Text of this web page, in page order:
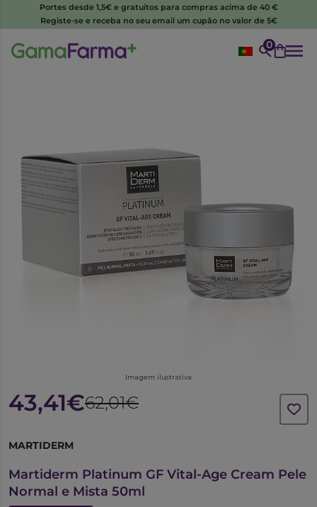
Portes desde 1,5€ e gratuitos para compras acima de 40 €
Registe-se e receba no seu email um cupão no valor de 5€
0
Imagem ilustrativa
43,41€62,01€
MARTIDERM
Martiderm Platinum GF Vital-Age Cream Pele
Normal e Mista 50ml